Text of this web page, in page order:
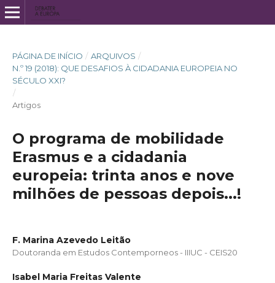
PÁGINA DE INÍCIO / ARQUIVOS /
N.º 19 (2018): QUE DESAFIOS À CIDADANIA EUROPEIA NO
SÉCULO XXI?
/
Artigos
O programa de mobilidade
Erasmus e a cidadania
europeia: trinta anos e nove
milhões de pessoas depois...!
F. Marina Azevedo Leitão
Doutoranda em Estudos Contemporneos - IIIUC - CEIS20
Isabel Maria Freitas Valente